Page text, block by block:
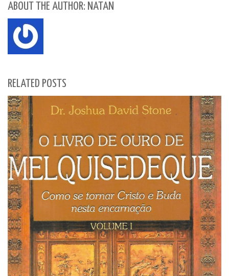
ABOUT THE AUTHOR: NATAN
RELATED POSTS